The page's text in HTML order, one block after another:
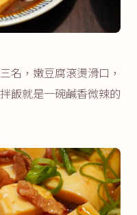
名，嫩豆腐滾燙滑口，
飯就是一碗鹹香微辣的